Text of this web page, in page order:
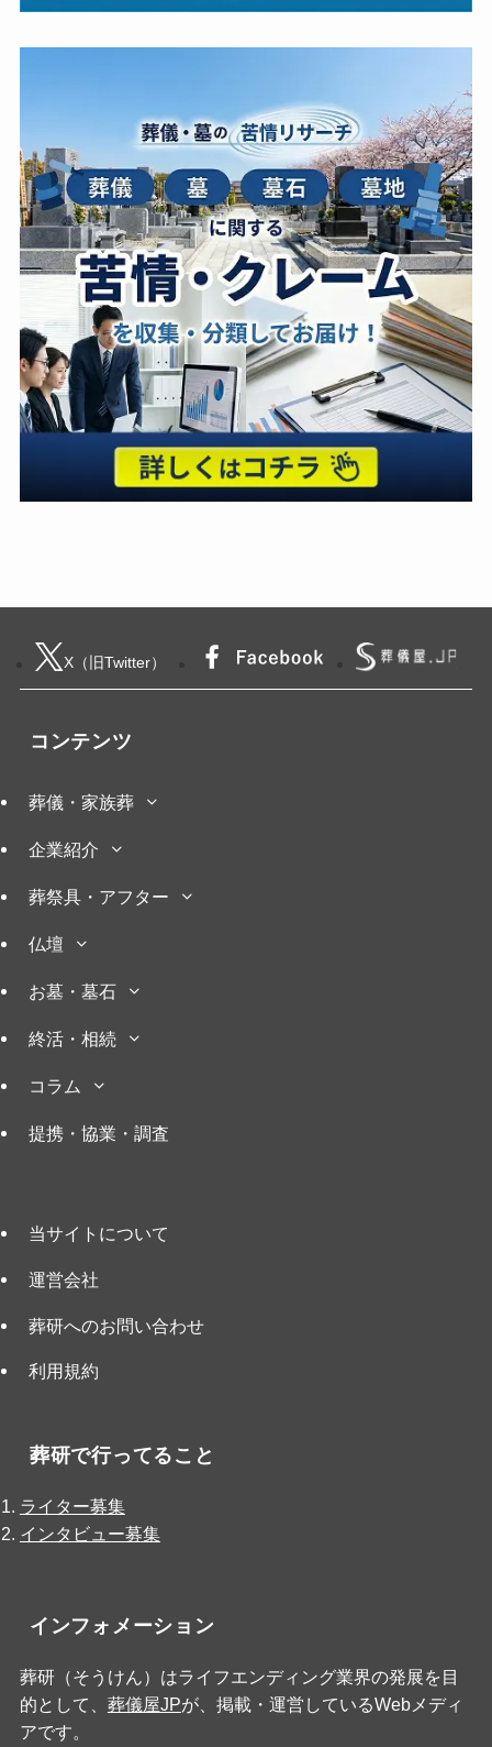
X（旧Twitter）
コンテンツ
葬儀・家族葬
企業紹介
葬祭具・アフター
仏壇
お墓・墓石
終活・相続
コラム
提携・協業・調査
当サイトについて
運営会社
葬研へのお問い合わせ
利用規約
葬研で行ってること
ライター募集
インタビュー募集
インフォメーション
葬研（そうけん）はライフエンディング業界の発展を目
的として、 葬儀屋JPが、掲載・運営しているWebメディ
アです。